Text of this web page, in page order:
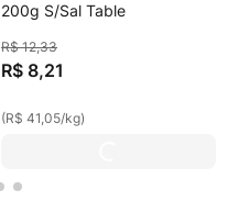
200g S/Sal Table
R$ 12,33
R$ 8,21
(R$ 41,05/kg)